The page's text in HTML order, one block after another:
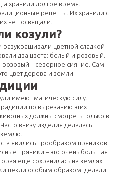
а хранили долгое время.
рецепты. Их хранили с
не посвящали.
козули?
разукрашивали цветной сладкой
два цвета: белый и розовый.
розовый – северное сияние. Сам
цвет дерева и земли.
имеют магическую силу.
по вырезанию этих
должны смотреть только в
внизу изделия делалась
явились прообразом пряников.
пряники – это очень большая
еще сохранилась на землях
пекли особым образом: делали